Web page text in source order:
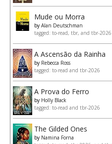
Mude ou Morra
by Alan Deutschman
tagged: to-read, tbr, and tbr-2026
A Ascensão da Rainha
by Rebecca Ross
tagged: to-read and tbr-2026
A Prova do Ferro
by Holly Black
tagged: to-read and tbr-2026
The Gilded Ones
by Namina Forna